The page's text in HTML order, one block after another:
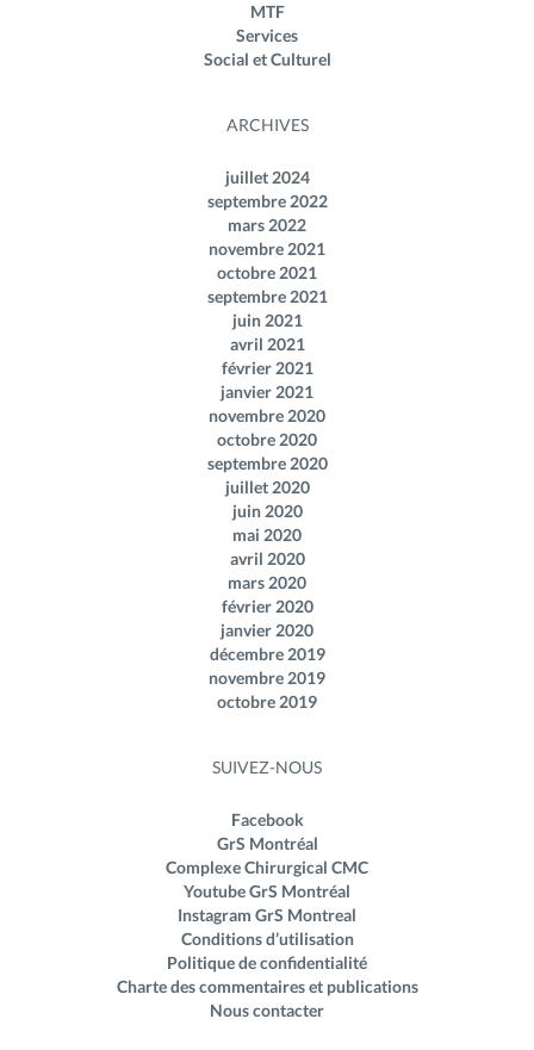
MTF
Services
Social et Culturel
ARCHIVES
juillet 2024
septembre 2022
mars 2022
novembre 2021
octobre 2021
septembre 2021
juin 2021
avril 2021
février 2021
janvier 2021
novembre 2020
octobre 2020
septembre 2020
juillet 2020
juin 2020
mai 2020
avril 2020
mars 2020
février 2020
janvier 2020
décembre 2019
novembre 2019
octobre 2019
SUIVEZ-NOUS
Facebook
GrS Montréal
Complexe Chirurgical CMC
Youtube GrS Montréal
Instagram GrS Montreal
Conditions d’utilisation
Politique de confidentialité
Charte des commentaires et publications
Nous contacter